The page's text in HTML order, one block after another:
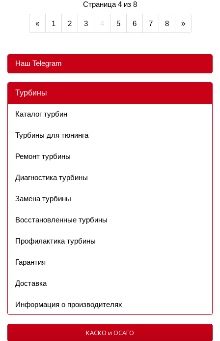
Страница 4 из 8
« 1 2 3 4 5 6 7 8 »
Наш Telegram
Турбины
Каталог турбин
Турбины для тюнинга
Ремонт турбины
Диагностика турбины
Замена турбины
Восстановленные турбины
Профилактика турбины
Гарантия
Доставка
Информация о производителях
КАСКО и ОСАГО